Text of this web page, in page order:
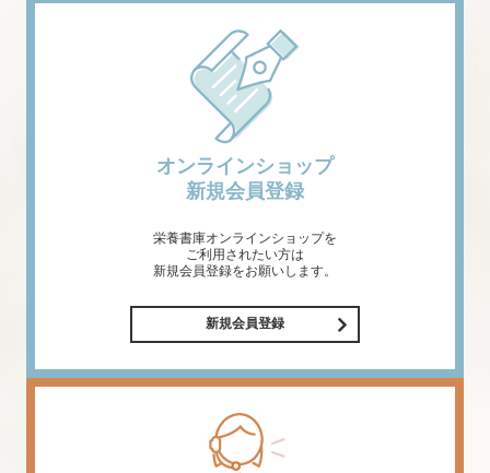
オンラインショップ
新規会員登録
栄養書庫オンラインショップを
ご利用されたい方は
新規会員登録をお願いします。
新規会員登録